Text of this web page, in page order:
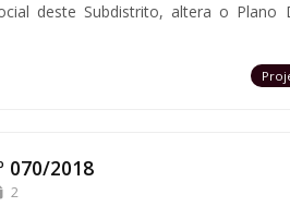
deste Subdistrito, altera o Plano
070/2018
2